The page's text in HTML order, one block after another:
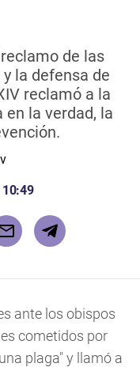
de las
la defensa de
reclamó a la
en la verdad, la
10:49
ante los obispos
cometidos por
plaga" y llamó a